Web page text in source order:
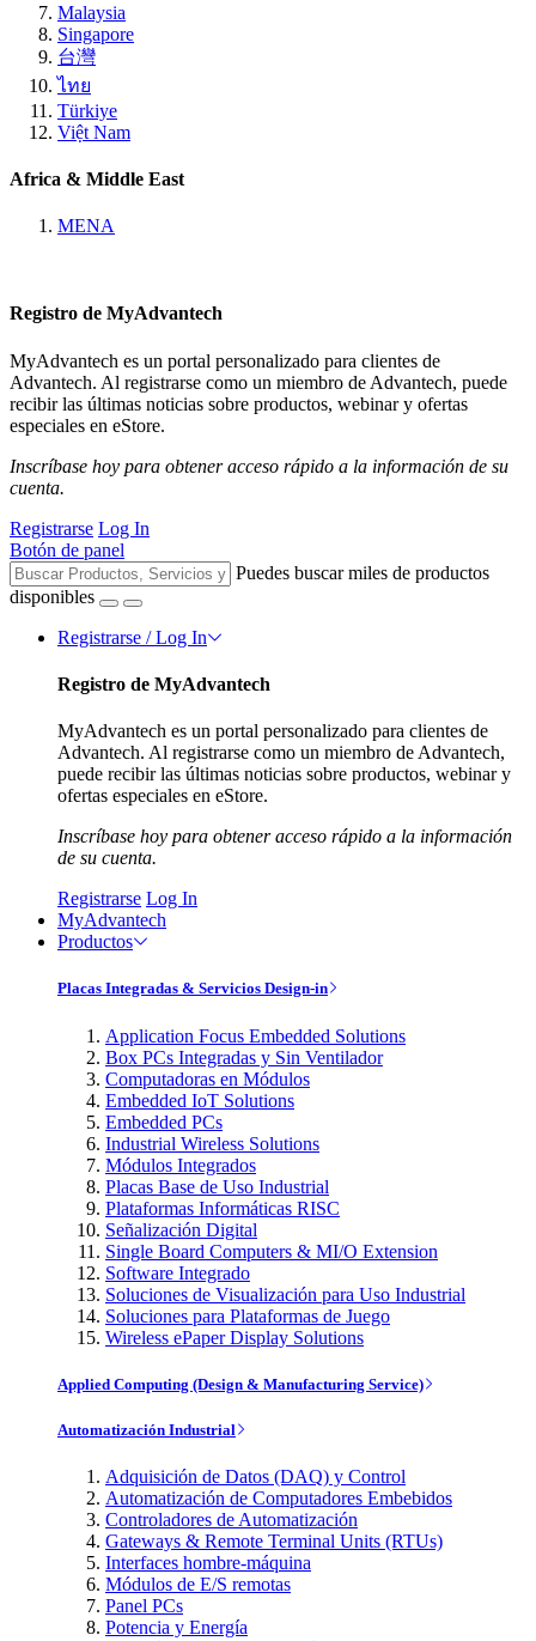
Malaysia
Singapore
台灣
ไทย
Türkiye
Việt Nam
Africa & Middle East
MENA
Registro de MyAdvantech
MyAdvantech es un portal personalizado para clientes de
Advantech. Al registrarse como un miembro de Advantech, puede
recibir las últimas noticias sobre productos, webinar y ofertas
especiales en eStore.
Inscríbase hoy para obtener acceso rápido a la información de su
cuenta.
Registrarse Log In
Botón de panel
Puedes buscar miles de productos
disponibles
Registrarse / Log In
Registro de MyAdvantech
MyAdvantech es un portal personalizado para clientes de
Advantech. Al registrarse como un miembro de Advantech,
puede recibir las últimas noticias sobre productos, webinar y
ofertas especiales en eStore.
Inscríbase hoy para obtener acceso rápido a la información
de su cuenta.
Registrarse Log In
MyAdvantech
Productos
Placas Integradas & Servicios Design-in
Application Focus Embedded Solutions
Box PCs Integradas y Sin Ventilador
Computadoras en Módulos
Embedded IoT Solutions
Embedded PCs
Industrial Wireless Solutions
Módulos Integrados
Placas Base de Uso Industrial
Plataformas Informáticas RISC
Señalización Digital
Single Board Computers & MI/O Extension
Software Integrado
Soluciones de Visualización para Uso Industrial
Soluciones para Plataformas de Juego
Wireless ePaper Display Solutions
Applied Computing (Design & Manufacturing Service)
Automatización Industrial
Adquisición de Datos (DAQ) y Control
Automatización de Computadores Embebidos
Controladores de Automatización
Gateways & Remote Terminal Units (RTUs)
Interfaces hombre-máquina
Módulos de E/S remotas
Panel PCs
Potencia y Energía